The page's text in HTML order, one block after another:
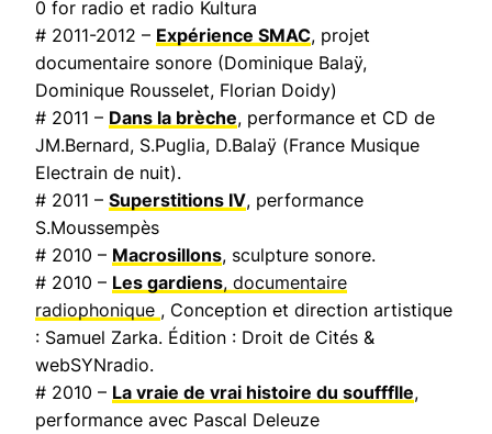
0 for radio et radio Kultura
# 2011-2012 – Expérience SMAC, projet
documentaire sonore (Dominique Balaÿ,
Dominique Rousselet, Florian Doidy)
# 2011 – Dans la brèche, performance et CD de
JM.Bernard, S.Puglia, D.Balaÿ (France Musique
Electrain de nuit).
# 2011 – Superstitions IV, performance
S.Moussempès
# 2010 – Macrosillons, sculpture sonore.
# 2010 – Les gardiens, documentaire
radiophonique , Conception et direction artistique
: Samuel Zarka. Édition : Droit de Cités &
webSYNradio.
# 2010 – La vraie de vrai histoire du souffflle,
performance avec Pascal Deleuze